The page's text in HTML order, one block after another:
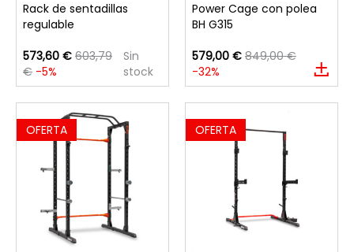
Rack de sentadillas
regulable
573,60 € 603,79
€ -5%
Sin
stock
Power Cage con polea
BH G315
579,00 € 849,00 €
-32%
OFERTA OFERTA